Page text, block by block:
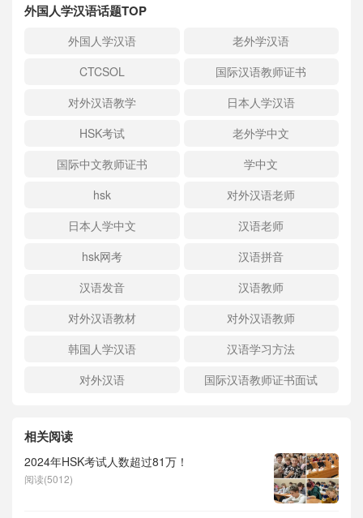
外国人学汉语话题TOP
外国人学汉语
老外学汉语
CTCSOL
国际汉语教师证书
对外汉语教学
日本人学汉语
HSK考试
老外学中文
国际中文教师证书
学中文
hsk
对外汉语老师
日本人学中文
汉语老师
hsk网考
汉语拼音
汉语发音
汉语教师
对外汉语教材
对外汉语教师
韩国人学汉语
汉语学习方法
对外汉语
国际汉语教师证书面试
相关阅读
2024年HSK考试人数超过81万！
阅读(5012)